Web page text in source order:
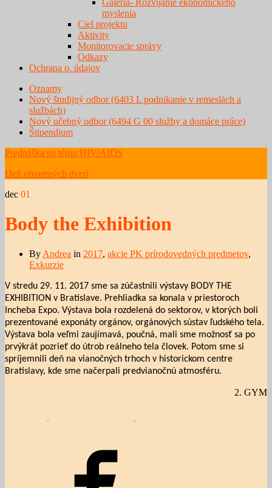
Galéria- Rozvíjanie ekonomického
myslenia
Ciel projektu
Aktivity
Monitorovacie správy
Odkazy
Ochrana o. údajov
Oznamy
Nový študijný odbor (6403 L podnikanie v remeslách a
službách)
Nový učebný odbor (6494 G 00 služby a domáce práce)
Štipendium
Prednáška na tému HIV/AIDS
Deň otvorených dverí
dec 01
Body the Exhibition
By Andrea in 2017, akcie PK prírodovedných predmetov,
Exkurzie
V stredu 29. 11. 2017 sme sa zúčastnili výstavy BODY THE
EXHIBITION v Bratislave. Prehliadka sa konala v priestoroch
Incheba Expo. Výstava bola rozdelená do sektorov, v ktorých boli
prezentované exponáty orgánov, orgánových sústav ľudského tela.
Výstava bola veľmi zaujímavá, poučná, mali sme možnosť sa po
prvýkrát pozrieť do útrob reálneho tela človek. Potom sme si
spríjemnili deň na vianočných trhoch v historickom centre
Bratislavy, kde sme načerpali predvianočnú atmosféru.
2. GYM